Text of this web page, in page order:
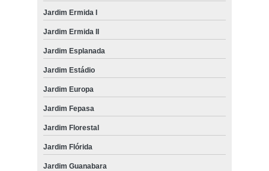
Jardim Ermida I
Jardim Ermida II
Jardim Esplanada
Jardim Estádio
Jardim Europa
Jardim Fepasa
Jardim Florestal
Jardim Flórida
Jardim Guanabara